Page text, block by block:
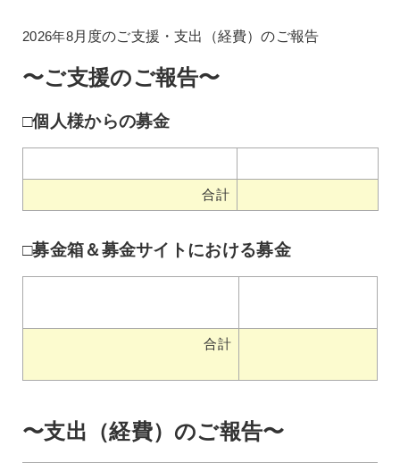
2026年8月度のご支援・支出（経費）のご報告
〜ご支援のご報告〜
□個人様からの募金
合計
□募金箱＆募金サイトにおける募金
合計
〜支出（経費）のご報告〜